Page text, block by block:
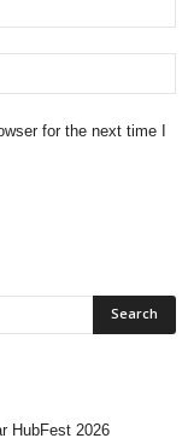
for the next time I
HubFest 2026